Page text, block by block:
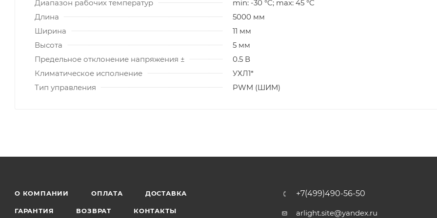
Диапазон рабочих температур
min: -30 °C; max: 45 °C
Длина
5000 мм
Ширина
11 мм
Высота
5 мм
Предельное отклонение напряжения ±
0.5 В
Климатическое исполнение
УХЛ1*
Тип управления
PWM (ШИМ)
О КОМПАНИИ ОПЛАТА ДОСТАВКА
ГАРАНТИЯ ВОЗВРАТ КОНТАКТЫ
+7(499)490-56-50
arlight.site@yandex.ru